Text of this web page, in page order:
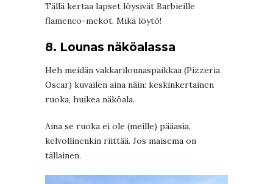
Tällä kertaa lapset löysivät Barbieille
flamenco-mekot. Mikä löytö!
8. Lounas näköalassa
Heh meidän vakkarilounaspaikkaa (Pizzeria
Oscar) kuvailen aina näin: keskinkertainen
ruoka, huikea näköala.
Aina se ruoka ei ole (meille) pääasia,
kelvollinenkin riittää. Jos maisema on
tällainen.